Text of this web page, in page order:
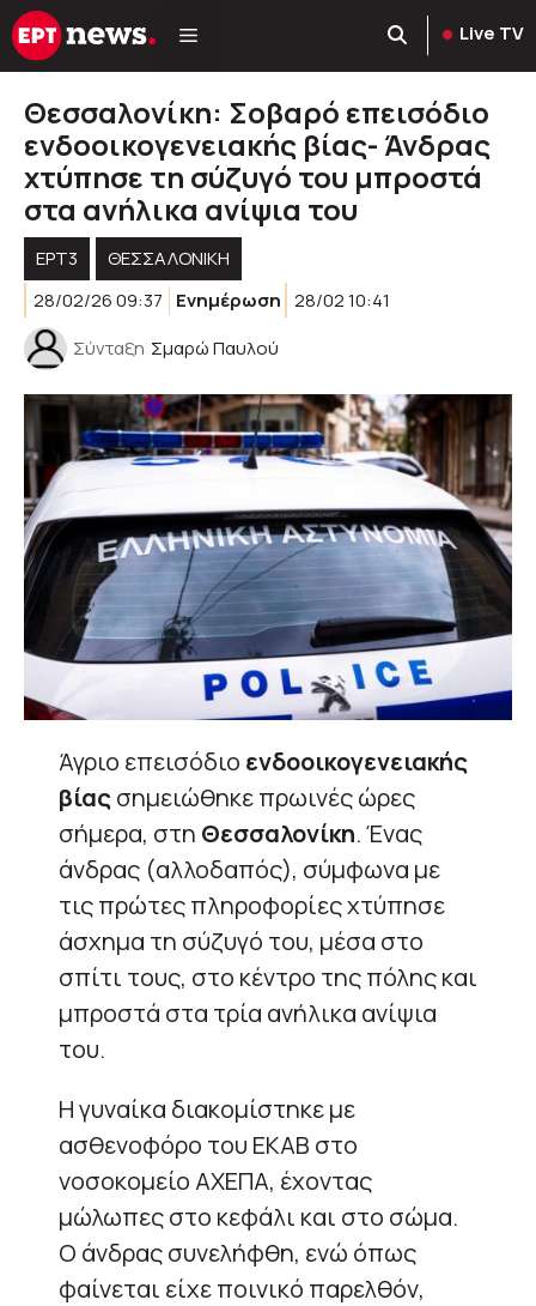
Μετάβαση
σε
Live TV
Θεσσαλονίκη: Σοβαρό επεισόδιο
ενδοοικογενειακής βίας- Άνδρας
χτύπησε τη σύζυγό του μπροστά
στα ανήλικα ανίψια του
ΕΡΤ3
ΘΕΣΣΑΛΟΝΙΚΗ
28/02/26 09:37
Ενημέρωση 28/02 10:41
Σύνταξη Σμαρώ Παυλού
Άγριο επεισόδιο ενδοοικογενειακής
βίαςσημειώθηκε πρωινές ώρες
σήμερα, στη Θεσσαλονίκη. Ένας
άνδρας (αλλοδαπός), σύμφωνα με
τις πρώτες πληροφορίες χτύπησε
άσχημα τη σύζυγό του, μέσα στο
σπίτι τους, στο κέντρο της πόλης και
μπροστά στα τρία ανήλικα ανίψια
του.
Η γυναίκα διακομίστηκε με
ασθενοφόρο του ΕΚΑΒ στο
νοσοκομείο ΑΧΕΠΑ, έχοντας
μώλωπες στο κεφάλι και στο σώμα.
Ο άνδρας συνελήφθη, ενώ όπως
φαίνεται είχε ποινικό παρελθόν,